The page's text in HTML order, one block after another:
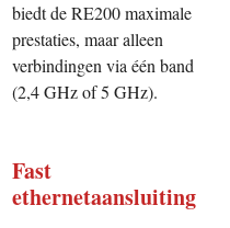
biedt de RE200 maximale
prestaties, maar alleen
verbindingen via één band
(2,4 GHz of 5 GHz).
Fast
ethernetaansluiting